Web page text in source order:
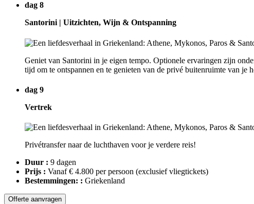
dag 8
Santorini | Uitzichten, Wijn & Ontspanning
Geniet van Santorini in je eigen tempo. Optionele ervaringen zijn
tijd om te ontspannen en te genieten van de privé buitenruimte van je
dag 9
Vertrek
Privétransfer naar de luchthaven voor je verdere reis!
Duur : 9 dagen
Prijs : Vanaf € 4.800 per persoon (exclusief vliegtickets)
Bestemmingen: : Griekenland
Offerte aanvragen